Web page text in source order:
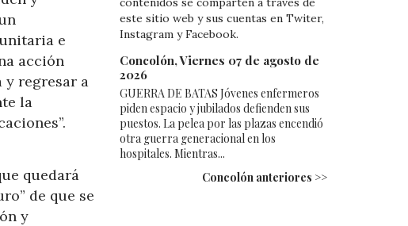
e
acción
y regresar a
la
quedará
de que se
y
este sitio web y sus cuentas en Twiter,
Instagram y Facebook.
Concolón, Viernes 07 de agosto de
2026
GUERRA DE BATAS Jóvenes enfermeros
piden espacio y jubilados defienden sus
puestos. La pelea por las plazas encendió
otra guerra generacional en los
hospitales. Mientras...
Concolón anteriores >>